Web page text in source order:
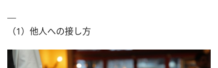
（1）他人への接し方